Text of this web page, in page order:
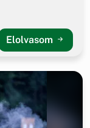
Elolvasom